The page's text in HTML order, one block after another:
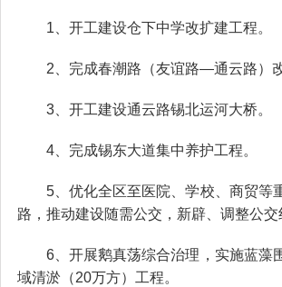
1、开工建设仓下中学改扩建工程。
2、完成春潮路（友谊路—通云路）改
3、开工建设通云路锡北运河大桥。
4、完成锡东大道集中养护工程。
5、优化全区至医院、学校、商贸等
路，推动建设随需公交，新辟、调整公交
6、开展鹅真荡综合治理，实施蓝藻
域清淤（20万方）工程。